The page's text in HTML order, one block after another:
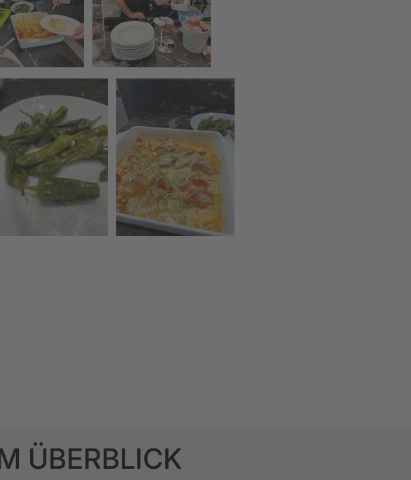
ÜBERBLICK